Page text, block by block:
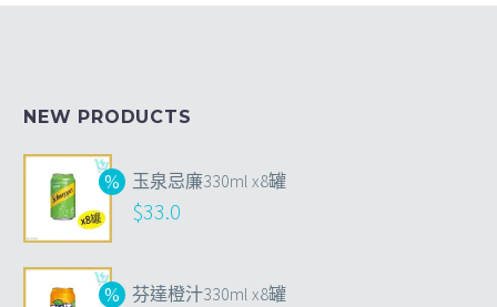
NEW PRODUCTS
玉泉忌廉330ml x8罐
$33.0
芬達橙汁330ml x8罐